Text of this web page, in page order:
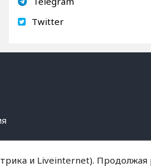
Twitter
и Liveinternet). Продолжая